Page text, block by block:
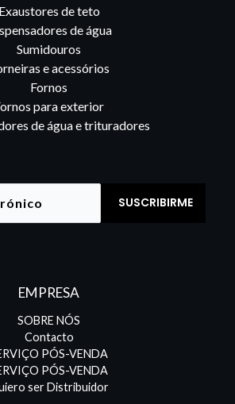
Exaustores de teto
de água
Sumidouros
e acessórios
Fornos
para exterior
de água e trituradores
EMPRESA
SOBRE NÓS
Contacto
PÓS-VENDA
PÓS-VENDA
ser Distribuidor